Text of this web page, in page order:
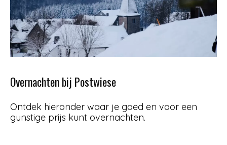
Overnachten bij Postwiese
Ontdek hieronder waar je goed en voor een
gunstige prijs kunt overnachten.